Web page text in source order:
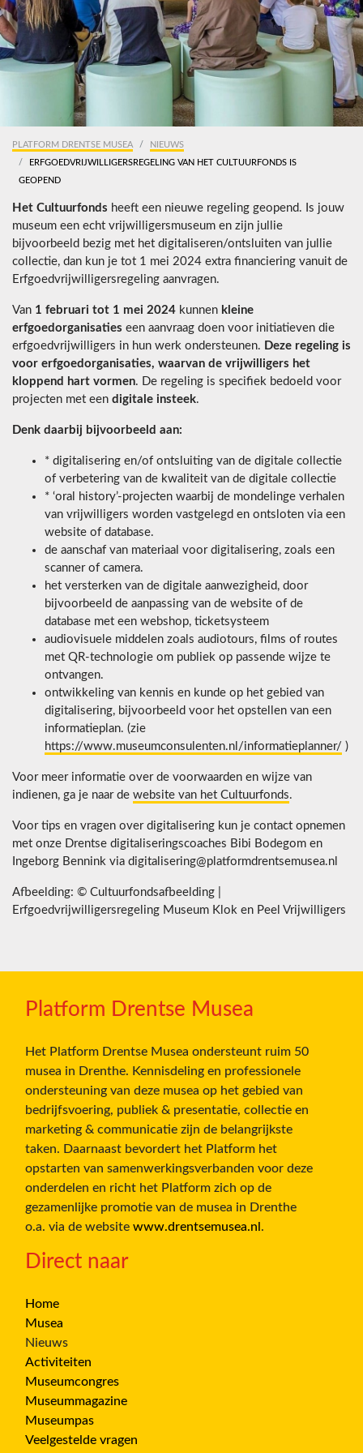
PLATFORM DRENTSE MUSEA
NIEUWS
ERFGOEDVRIJWILLIGERSREGELING VAN HET CULTUURFONDS IS
GEOPEND
Het Cultuurfonds heeft een nieuwe regeling geopend. Is jouw
museum een echt vrijwilligersmuseum en zijn jullie
bijvoorbeeld bezig met het digitaliseren/ontsluiten van jullie
collectie, dan kun je tot 1 mei 2024 extra financiering vanuit de
Erfgoedvrijwilligersregeling aanvragen.
Van 1 februari tot 1 mei 2024 kunnen kleine
erfgoedorganisaties een aanvraag doen voor initiatieven die
erfgoedvrijwilligers in hun werk ondersteunen. Deze regeling is
voor erfgoedorganisaties, waarvan de vrijwilligers het
kloppend hart vormen. De regeling is specifiek bedoeld voor
projecten met een digitale insteek.
Denk daarbij bijvoorbeeld aan:
* digitalisering en/of ontsluiting van de digitale collectie
of verbetering van de kwaliteit van de digitale collectie
* ‘oral history’-projecten waarbij de mondelinge verhalen
van vrijwilligers worden vastgelegd en ontsloten via een
website of database.
de aanschaf van materiaal voor digitalisering, zoals een
scanner of camera.
het versterken van de digitale aanwezigheid, door
bijvoorbeeld de aanpassing van de website of de
database met een webshop, ticketsysteem
audiovisuele middelen zoals audiotours, films of routes
met QR-technologie om publiek op passende wijze te
ontvangen.
ontwikkeling van kennis en kunde op het gebied van
digitalisering, bijvoorbeeld voor het opstellen van een
informatieplan. (zie
https://www.museumconsulenten.nl/informatieplanner/ )
Voor meer informatie over de voorwaarden en wijze van
indienen, ga je naar de website van het Cultuurfonds.
Voor tips en vragen over digitalisering kun je contact opnemen
met onze Drentse digitaliseringscoaches Bibi Bodegom en
Ingeborg Bennink via digitalisering@platformdrentsemusea.nl
Afbeelding: © Cultuurfondsafbeelding |
Erfgoedvrijwilligersregeling Museum Klok en Peel Vrijwilligers
Platform Drentse Musea
Het Platform Drentse Musea ondersteunt ruim 50
musea in Drenthe. Kennisdeling en professionele
ondersteuning van deze musea op het gebied van
bedrijfsvoering, publiek & presentatie, collectie en
marketing & communicatie zijn de belangrijkste
taken. Daarnaast bevordert het Platform het
opstarten van samenwerkingsverbanden voor deze
onderdelen en richt het Platform zich op de
gezamenlijke promotie van de musea in Drenthe
o.a. via de website www.drentsemusea.nl .
Direct naar
Home
Musea
Nieuws
Activiteiten
Museumcongres
Museummagazine
Museumpas
Veelgestelde vragen